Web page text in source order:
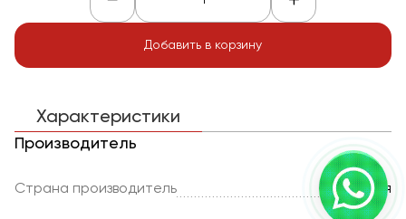
Добавить в корзину
Характеристики
Производитель
Страна производитель Россия